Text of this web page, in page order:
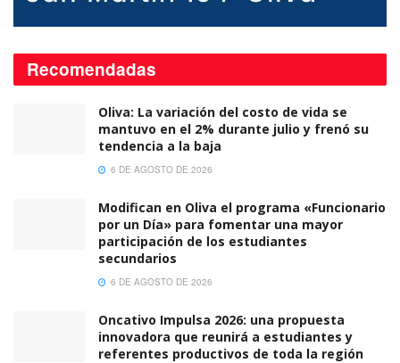
Recomendadas
Oliva: La variación del costo de vida se
mantuvo en el 2% durante julio y frenó su
tendencia a la baja
6 DE AGOSTO DE 2026
Modifican en Oliva el programa «Funcionario
por un Día» para fomentar una mayor
participación de los estudiantes
secundarios
6 DE AGOSTO DE 2026
Oncativo Impulsa 2026: una propuesta
innovadora que reunirá a estudiantes y
referentes productivos de toda la región